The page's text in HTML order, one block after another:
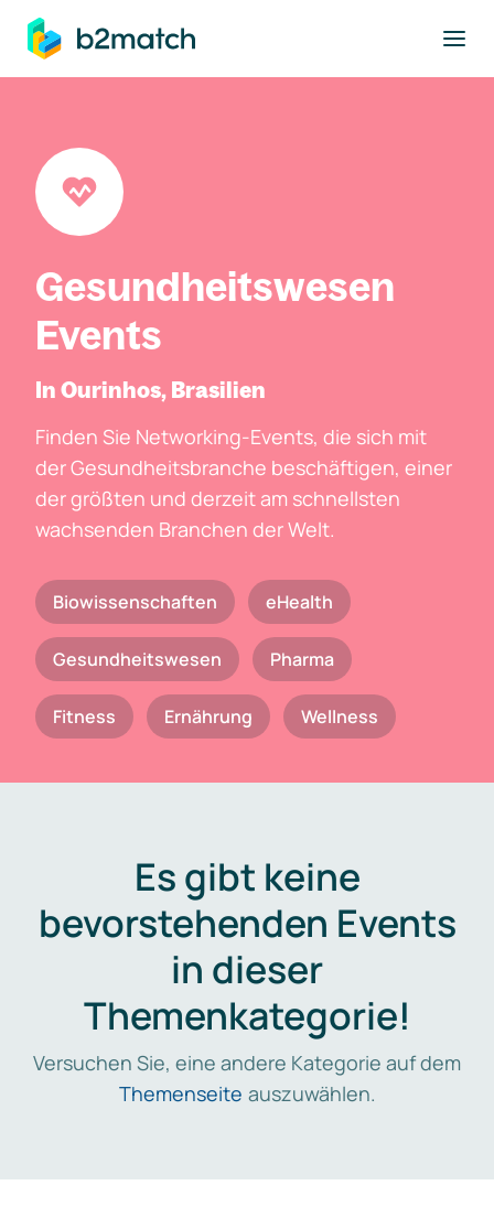
springen
Gesundheitswesen
Events
In Ourinhos, Brasilien
Finden Sie Networking-Events, die sich mit
der Gesundheitsbranche beschäftigen, einer
der größten und derzeit am schnellsten
wachsenden Branchen der Welt.
Biowissenschaften eHealth
Gesundheitswesen Pharma
Fitness Ernährung Wellness
Es gibt keine
bevorstehenden Events
in dieser
Themenkategorie!
Versuchen Sie, eine andere Kategorie auf dem
Themenseite auszuwählen.